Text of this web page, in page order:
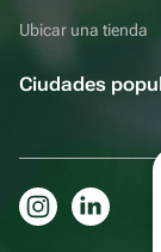
Ubicar una tienda
Ciudades